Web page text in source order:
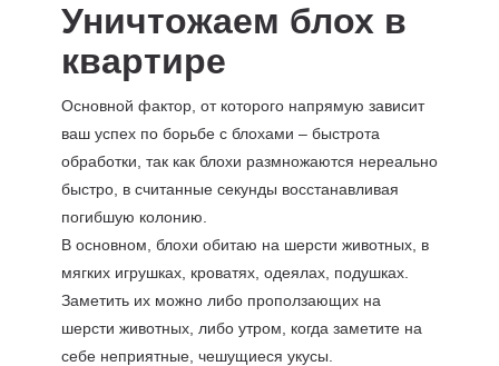
Уничтожаем блох в
квартире
Основной фактор, от которого напрямую зависит
ваш успех по борьбе с блохами – быстрота
обработки, так как блохи размножаются нереально
быстро, в считанные секунды восстанавливая
погибшую колонию.
В основном, блохи обитаю на шерсти животных, в
мягких игрушках, кроватях, одеялах, подушках.
Заметить их можно либо проползающих на
шерсти животных, либо утром, когда заметите на
себе неприятные, чешущиеся укусы.